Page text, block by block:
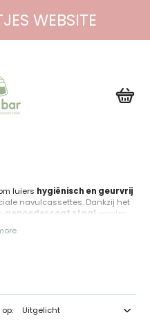
WEBSITE
luiers hygiënisch en geurvrij
navulcassettes. Dankzij het
gepoedercoat staal worden
gebruik.
past de Ubbi luieremmer
op: